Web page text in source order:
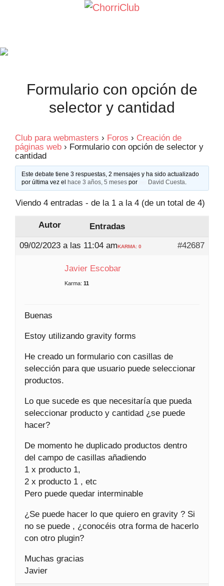
Formulario con opción de
selector y cantidad
Club para webmasters › Foros › Creación de
páginas web › Formulario con opción de selector y
cantidad
Este debate tiene 3 respuestas, 2 mensajes y ha sido actualizado
por última vez el
hace 3 años, 5 meses por David Cuesta.
Viendo 4 entradas - de la 1 a la 4 (de un total de 4)
Autor
Entradas
09/02/2023 a las 11:04 am
#42687
KARMA: 0
Javier Escobar
Karma: 11
Buenas
Estoy utilizando gravity forms
He creado un formulario con casillas de
selección para que usuario puede seleccionar
productos.
Lo que sucede es que necesitaría que pueda
seleccionar producto y cantidad ¿se puede
hacer?
De momento he duplicado productos dentro
del campo de casillas añadiendo
1 x producto 1,
2 x producto 1 , etc
Pero puede quedar interminable
¿Se puede hacer lo que quiero en gravity ? Si
no se puede , ¿conocéis otra forma de hacerlo
con otro plugin?
Muchas gracias
Javier